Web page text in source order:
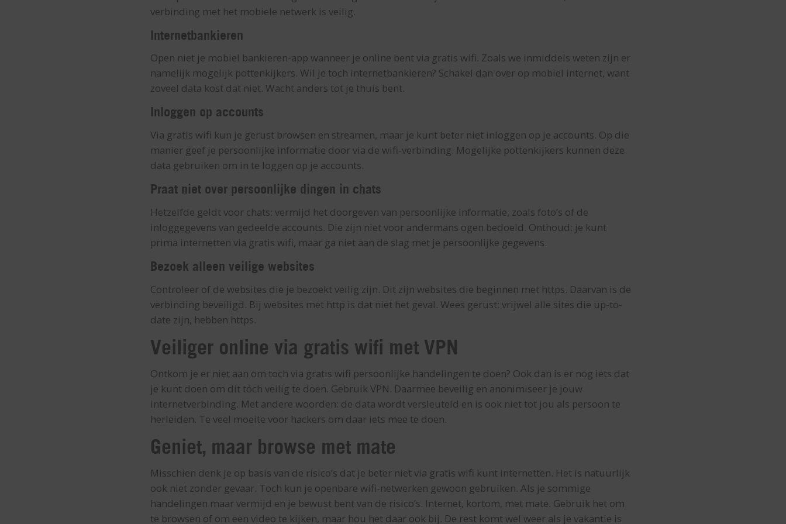
verbinding met het mobiele netwerk is veilig.
Internetbankieren
Open niet je mobiel bankieren-app wanneer je online bent via gratis wifi. Zoals we inmiddels weten zijn er
namelijk mogelijk pottenkijkers. Wil je toch internetbankieren? Schakel dan over op mobiel internet, want
zoveel data kost dat niet. Wacht anders tot je thuis bent.
Inloggen op accounts
Via gratis wifi kun je gerust browsen en streamen, maar je kunt beter niet inloggen op je accounts. Op die
manier geef je persoonlijke informatie door via de wifi-verbinding. Mogelijke pottenkijkers kunnen deze
data gebruiken om in te loggen op je accounts.
Praat niet over persoonlijke dingen in chats
Hetzelfde geldt voor chats: vermijd het doorgeven van persoonlijke informatie, zoals foto’s of de
inloggegevens van gedeelde accounts. Die zijn niet voor andermans ogen bedoeld. Onthoud: je kunt
prima internetten via gratis wifi, maar ga niet aan de slag met je persoonlijke gegevens.
Bezoek alleen veilige websites
Controleer of de websites die je bezoekt veilig zijn. Dit zijn websites die beginnen met https. Daarvan is de
verbinding beveiligd. Bij websites met http is dat niet het geval. Wees gerust: vrijwel alle sites die up-to-
date zijn, hebben https.
Veiliger online via gratis wifi met VPN
Ontkom je er niet aan om toch via gratis wifi persoonlijke handelingen te doen? Ook dan is er nog iets dat
je kunt doen om dit tóch veilig te doen. Gebruik VPN. Daarmee beveilig en anonimiseer je jouw
internetverbinding. Met andere woorden: de data wordt versleuteld en is ook niet tot jou als persoon te
herleiden. Te veel moeite voor hackers om daar iets mee te doen.
Geniet, maar browse met mate
Misschien denk je op basis van de risico’s dat je beter niet via gratis wifi kunt internetten. Het is natuurlijk
ook niet zonder gevaar. Toch kun je openbare wifi-netwerken gewoon gebruiken. Als je sommige
handelingen maar vermijd en je bewust bent van de risico’s. Internet, kortom, met mate. Gebruik het om
te browsen of om een video te kijken, maar hou het daar ook bij. De rest komt wel weer als je vakantie is